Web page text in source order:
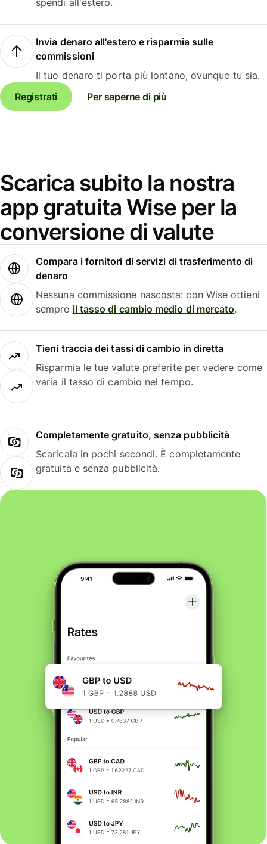
spendi all'estero.
Invia denaro all'estero e risparmia sulle
commissioni
Il tuo denaro ti porta più lontano, ovunque tu sia.
Registrati
Per saperne di più
Scarica subito la nostra
app gratuita Wise per la
conversione di valute
Compara i fornitori di servizi di trasferimento di
denaro
Nessuna commissione nascosta: con Wise ottieni
sempre il tasso di cambio medio di mercato.
Tieni traccia dei tassi di cambio in diretta
Risparmia le tue valute preferite per vedere come
varia il tasso di cambio nel tempo.
Completamente gratuito, senza pubblicità
Scaricala in pochi secondi. È completamente
gratuita e senza pubblicità.